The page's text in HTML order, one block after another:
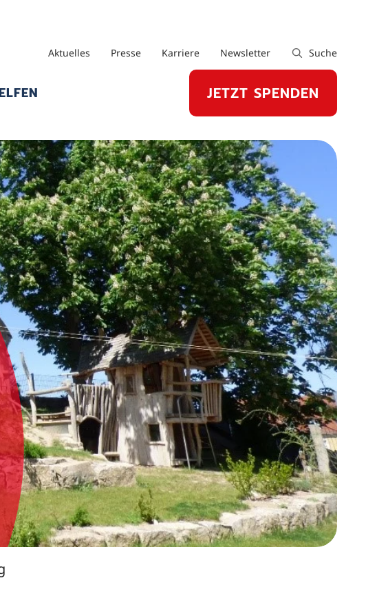
JETZT SPENDEN
Aktuelles Presse Karriere Newsletter Suche